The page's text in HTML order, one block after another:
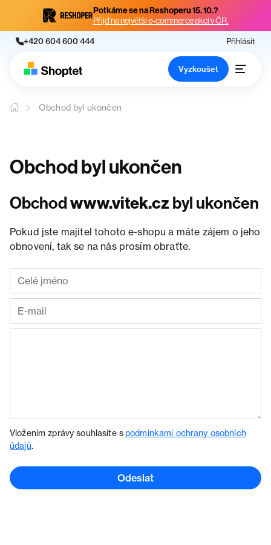
Potkáme se na Reshoperu 15. 10.?
Přijď na největší e-commerce akci v ČR.
+420 604 600 444 Přihlásit
Vyzkoušet
Obchod byl ukončen
Obchod byl ukončen
Obchodwww.vitek.cz byl ukončen
Pokud jste majitel tohoto e-shopu a máte zájem o jeho
obnovení, tak se na nás prosím obraťte.
Vložením zprávy souhlasíte spodmínkami ochrany osobních
údajů.
Odeslat